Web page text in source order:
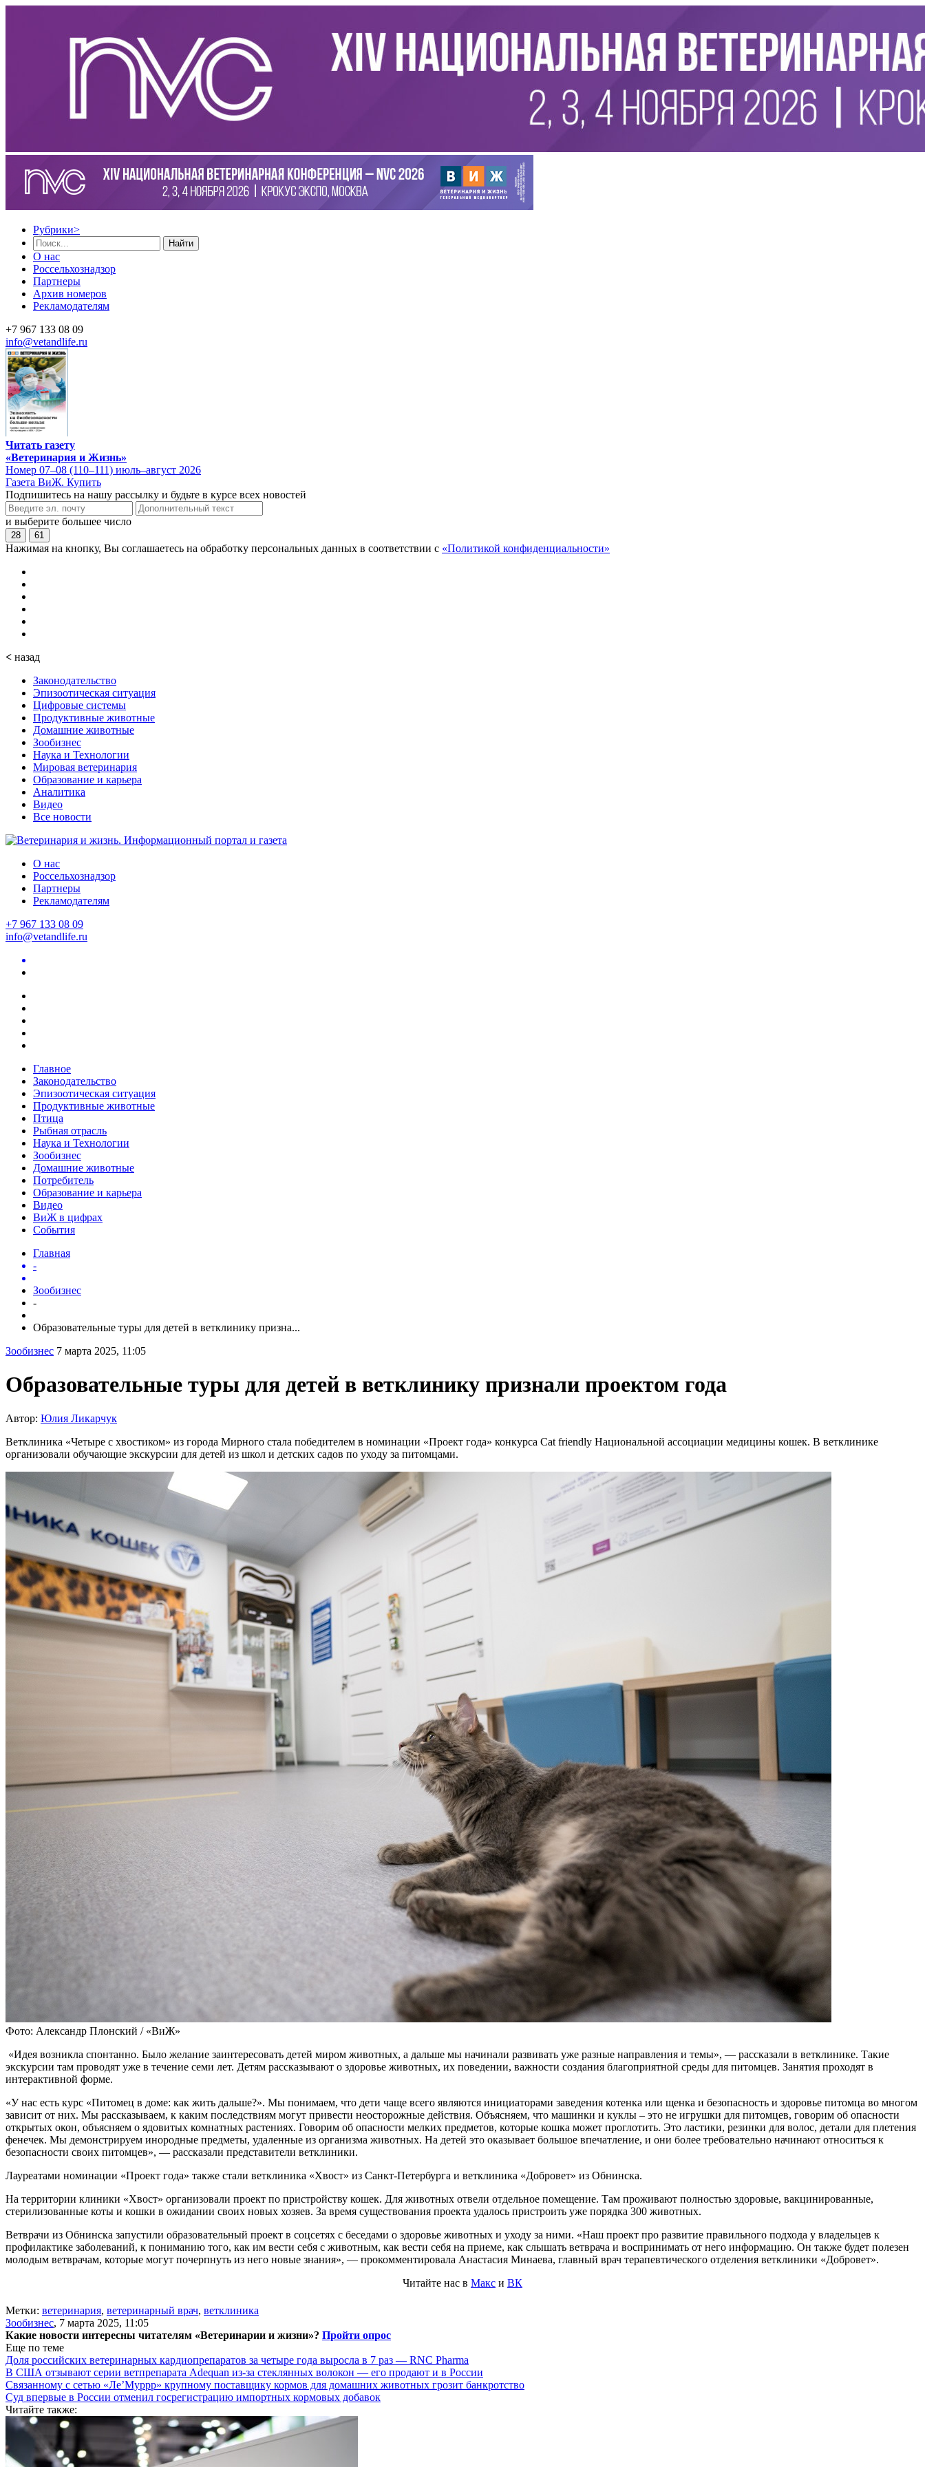
Рубрики>
Найти
О нас
Россельхознадзор
Партнеры
Архив номеров
Рекламодателям
+7 967 133 08 09
info@vetandlife.ru
Читать газету
«Ветеринария и Жизнь»
Номер 07–08 (110–111) июль–август 2026
Газета ВиЖ. Купить
Подпишитесь на нашу рассылку и будьте в курсе всех новостей
и выберите большее число
28 61
Нажимая на кнопку, Вы соглашаетесь на обработку персональных данных в соответствии с «Политикой конфиденциальности»
< назад
Законодательство
Эпизоотическая ситуация
Цифровые системы
Продуктивные животные
Домашние животные
Зообизнес
Наука и Технологии
Мировая ветеринария
Образование и карьера
Аналитика
Видео
Все новости
О нас
Россельхознадзор
Партнеры
Рекламодателям
+7 967 133 08 09
info@vetandlife.ru
Главное
Законодательство
Эпизоотическая ситуация
Продуктивные животные
Птица
Рыбная отрасль
Наука и Технологии
Зообизнес
Домашние животные
Потребитель
Образование и карьера
Видео
ВиЖ в цифрах
События
Главная
-
Зообизнес
-
Образовательные туры для детей в ветклинику призна...
Зообизнес 7 марта 2025, 11:05
Образовательные туры для детей в ветклинику признали проектом года
Автор: Юлия Ликарчук
Ветклиника «Четыре с хвостиком» из города Мирного стала победителем в номинации «Проект года» конкурса Cat friendly Национальной ассоциации медицины кошек. В ветклинике
организовали обучающие экскурсии для детей из школ и детских садов по уходу за питомцами.
Фото: Александр Плонский / «ВиЖ»
«Идея возникла спонтанно. Было желание заинтересовать детей миром животных, а дальше мы начинали развивать уже разные направления и темы», — рассказали в ветклинике. Такие
экскурсии там проводят уже в течение семи лет. Детям рассказывают о здоровье животных, их поведении, важности создания благоприятной среды для питомцев. Занятия проходят в
интерактивной форме.
«У нас есть курс «Питомец в доме: как жить дальше?». Мы понимаем, что дети чаще всего являются инициаторами заведения котенка или щенка и безопасность и здоровье питомца во многом
зависит от них. Мы рассказываем, к каким последствиям могут привести неосторожные действия. Объясняем, что машинки и куклы – это не игрушки для питомцев, говорим об опасности
открытых окон, объясняем о ядовитых комнатных растениях. Говорим об опасности мелких предметов, которые кошка может проглотить. Это ластики, резинки для волос, детали для плетения
фенечек. Мы демонстрируем инородные предметы, удаленные из организма животных. На детей это оказывает большое впечатление, и они более требовательно начинают относиться к
безопасности своих питомцев», — рассказали представители ветклиники.
Лауреатами номинации «Проект года» также стали ветклиника «Хвост» из Санкт-Петербурга и ветклиника «Добровет» из Обнинска.
На территории клиники «Хвост» организовали проект по пристройству кошек. Для животных отвели отдельное помещение. Там проживают полностью здоровые, вакцинированные,
стерилизованные коты и кошки в ожидании своих новых хозяев. За время существования проекта удалось пристроить уже порядка 300 животных.
Ветврачи из Обнинска запустили образовательный проект в соцсетях с беседами о здоровье животных и уходу за ними. «Наш проект про развитие правильного подхода у владельцев к
профилактике заболеваний, к пониманию того, как им вести себя с животным, как вести себя на приеме, как слышать ветврача и воспринимать от него информацию. Он также будет полезен
молодым ветврачам, которые могут почерпнуть из него новые знания», — прокомментировала Анастасия Минаева, главный врач терапевтического отделения ветклиники «Добровет».
Читайте нас в Макс и ВК
Метки: ветеринария, ветеринарный врач, ветклиника
Зообизнес, 7 марта 2025, 11:05
Какие новости интересны читателям «Ветеринарии и жизни»? Пройти опрос
Еще по теме
Доля российских ветеринарных кардиопрепаратов за четыре года выросла в 7 раз — RNC Pharma
В США отзывают серии ветпрепарата Adequan из-за стеклянных волокон — его продают и в России
Связанному с сетью «Ле’Муррр» крупному поставщику кормов для домашних животных грозит банкротство
Суд впервые в России отменил госрегистрацию импортных кормовых добавок
Читайте также: